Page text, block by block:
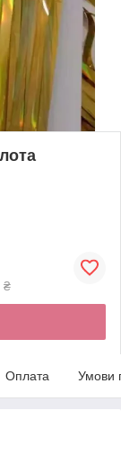
₴
Оплата Умови